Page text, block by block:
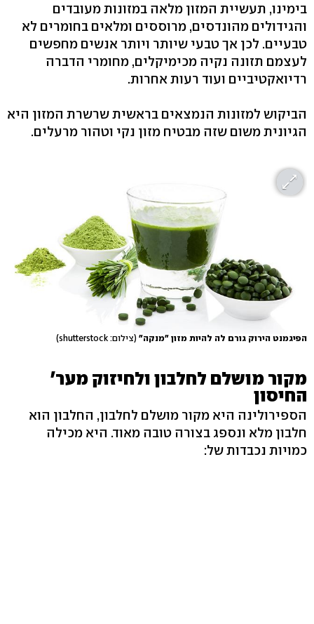
בימינו, תעשיית המזון מלאה במזונות מעובדים
והגידולים מהונדסים, מרוססים ומלאים בחומרים לא
טבעיים. לכן אך טבעי שיותר ויותר אנשים מחפשים
לעצמם תזונה נקיה מכימיקלים, מחומרי הדברה
רדיואקטיביים ועוד רעות אחרות.
הביקוש למזונות הנמצאים בראשית שרשרת המזון היא
הגיונית משום שזה מבטיח מזון נקי וטהור מרעלים.
הפיגמנט הירוק גורם לה להיות מזון "מנקה" (צילום: shutterstock)
מקור מושלם לחלבון ולחיזוק מער'
החיסון
הספירולינה היא מקור מושלם לחלבון, החלבון הוא
חלבון מלא ונספג בצורה טובה מאוד. היא מכילה
כמויות נכבדות של: